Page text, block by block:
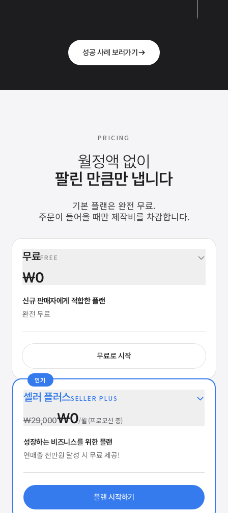
성공 사례 보러가기
PRICING
월정액 없이
팔린 만큼만 냅니다
기본 플랜은 완전 무료.
주문이 들어올 때만 제작비를 차감합니다.
무료FREE
₩0
신규 판매자에게 적합한 플랜
완전 무료
무료로 시작
인기
셀러 플러스SELLER PLUS
₩29,000₩0/월 (프로모션 중)
성장하는 비즈니스를 위한 플랜
연매출 천만원 달성 시 무료 제공!
플랜 시작하기